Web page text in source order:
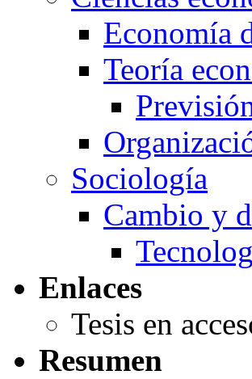
Economía
Teoría
Sociología
Cambio y
Enlaces
Tesis en
Resumen